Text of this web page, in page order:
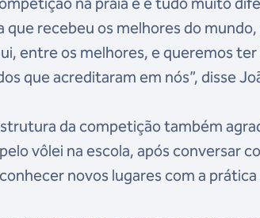
que recebeu os melhores do
entre os melhores, e queremos
que acreditaram em nós”, disse
da competição também
vôlei na escola, após conversar
novos lugares com a